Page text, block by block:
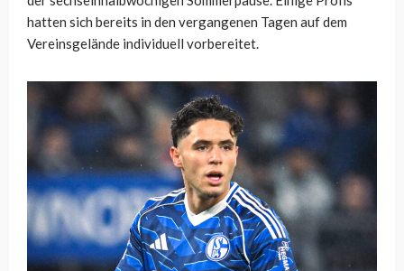
hatten sich bereits in den vergangenen Tagen auf dem
Vereinsgelände individuell vorbereitet.